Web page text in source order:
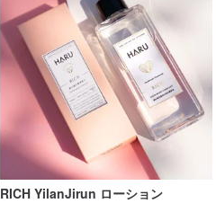
RICH YilanJirun ローション